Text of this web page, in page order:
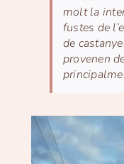
molt la
fustes de
de
provenen